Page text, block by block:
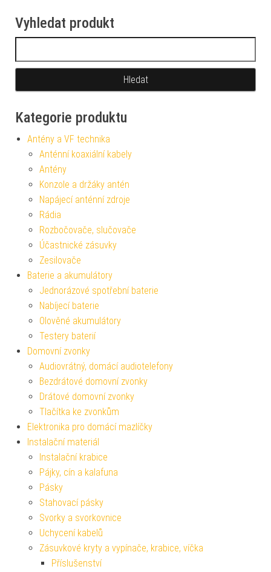
Vyhledat produkt
Kategorie produktu
Antény a VF technika
Anténní koaxiální kabely
Antény
Konzole a držáky antén
Napájecí anténní zdroje
Rádia
Rozbočovače, slučovače
Účastnické zásuvky
Zesilovače
Baterie a akumulátory
Jednorázové spotřební baterie
Nabíjecí baterie
Olověné akumulátory
Testery baterií
Domovní zvonky
Audiovrátný, domácí audiotelefony
Bezdrátové domovní zvonky
Drátové domovní zvonky
Tlačítka ke zvonkům
Elektronika pro domácí mazlíčky
Instalační materiál
Instalační krabice
Pájky, cín a kalafuna
Pásky
Stahovací pásky
Svorky a svorkovnice
Uchycení kabelů
Zásuvkové kryty a vypínače, krabice, víčka
Příslušenství